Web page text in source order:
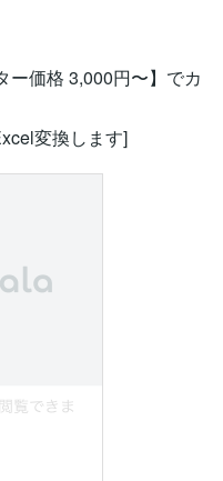
ー価格 3,000円〜】でカ
変換します]